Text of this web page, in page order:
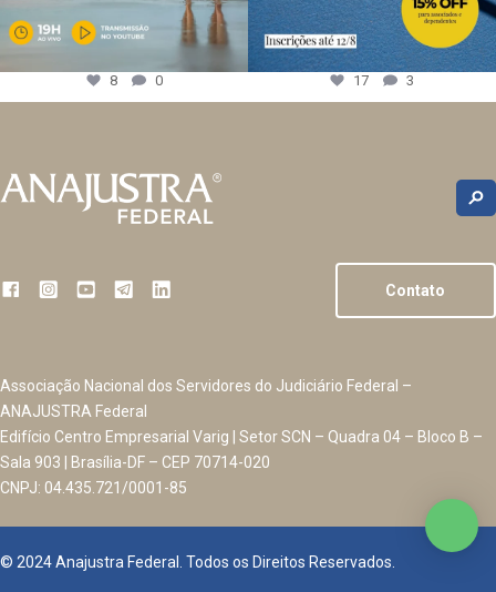
8 0 17 3
Contato
Associação Nacional dos Servidores do Judiciário Federal –
ANAJUSTRA Federal
Edifício Centro Empresarial Varig | Setor SCN – Quadra 04 – Bloco B –
Sala 903 | Brasília-DF – CEP 70714-020
CNPJ: 04.435.721/0001-85
© 2024 Anajustra Federal. Todos os Direitos Reservados.